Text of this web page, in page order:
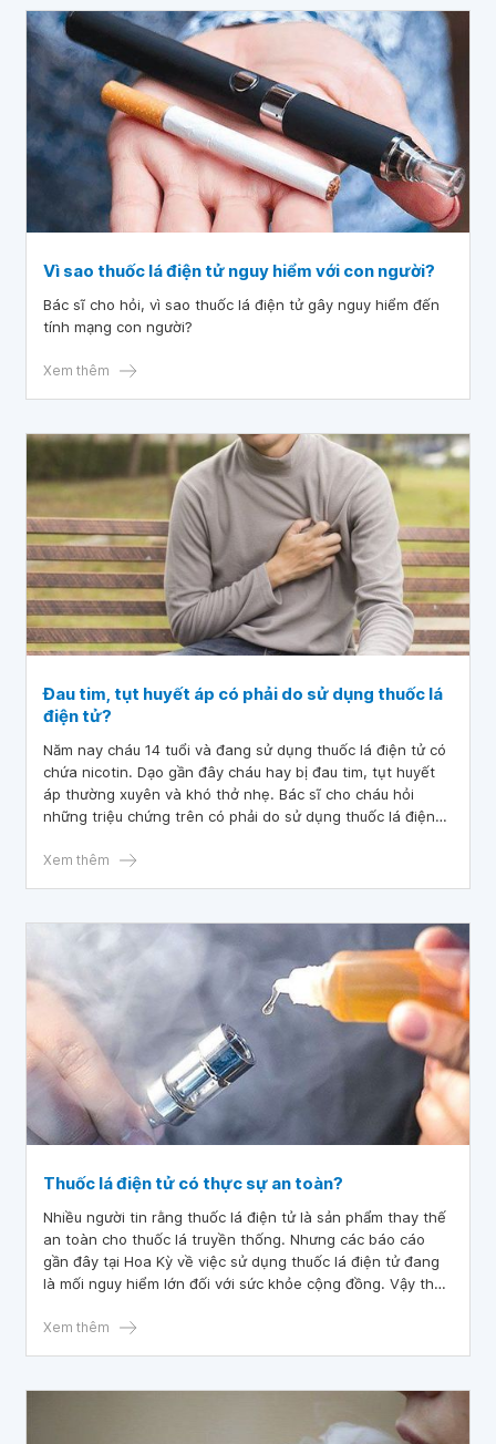
Vì sao thuốc lá điện tử nguy hiểm với con người?
Bác sĩ cho hỏi, vì sao thuốc lá điện tử gây nguy hiểm đến
tính mạng con người?
Xem thêm
Đau tim, tụt huyết áp có phải do sử dụng thuốc lá
điện tử?
Năm nay cháu 14 tuổi và đang sử dụng thuốc lá điện tử có
chứa nicotin. Dạo gần đây cháu hay bị đau tim, tụt huyết
áp thường xuyên và khó thở nhẹ. Bác sĩ cho cháu hỏi
những triệu chứng trên có phải do sử dụng thuốc lá điện
ơn ạ.
Xem thêm
Thuốc lá điện tử có thực sự an toàn?
Nhiều người tin rằng thuốc lá điện tử là sản phẩm thay thế
an toàn cho thuốc lá truyền thống. Nhưng các báo cáo
gần đây tại Hoa Kỳ về việc sử dụng thuốc lá điện tử đang
là mối nguy hiểm lớn đối với sức khỏe cộng đồng. Vậy thực
Xem thêm